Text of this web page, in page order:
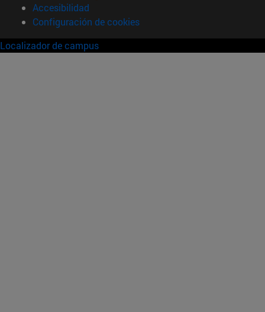
Accesibilidad
Configuración de cookies
Localizador de campus